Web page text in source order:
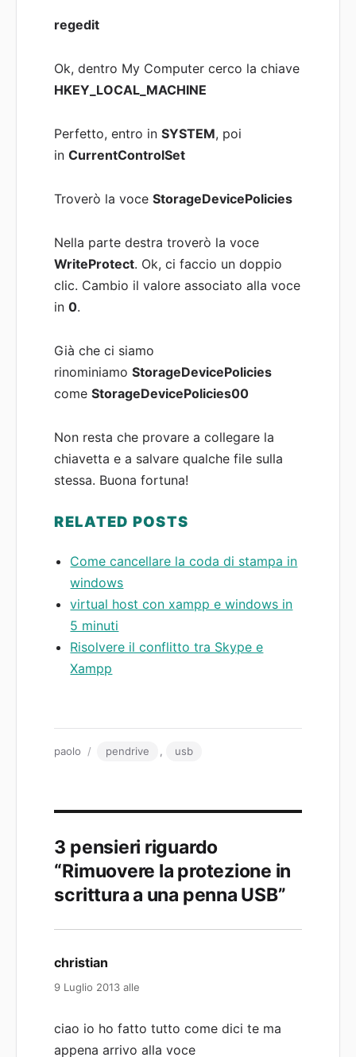
regedit
Ok, dentro My Computer cerco la chiave
HKEY_LOCAL_MACHINE
Perfetto, entro inSYSTEM, poi
inCurrentControlSet
Troverò la voceStorageDevicePolicies
Nella parte destra troverò la voce
WriteProtect. Ok, ci faccio un doppio
clic. Cambio il valore associato alla voce
in0.
Già che ci siamo
rinominiamoStorageDevicePolicies
comeStorageDevicePolicies00
Non resta che provare a collegare la
chiavetta e a salvare qualche file sulla
stessa. Buona fortuna!
RELATED POSTS
Come cancellare la coda di stampa in
windows
virtual host con xampp e windows in
5 minuti
Risolvere il conflitto tra Skype e
Xampp
Autore
paolo Tagpendrive , usb
3 pensieri riguardo
“Rimuovere la protezione in
scrittura a una penna USB”
christian
detto:
9 Luglio 2013 alle
ciao io ho fatto tutto come dici te ma
appena arrivo alla voce